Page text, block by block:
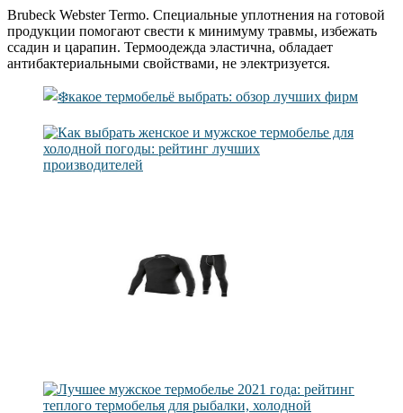
Brubeck Webster Termo. Специальные уплотнения на готовой
продукции помогают свести к минимуму травмы, избежать
ссадин и царапин. Термоодежда эластична, обладает
антибактериальными свойствами, не электризуется.